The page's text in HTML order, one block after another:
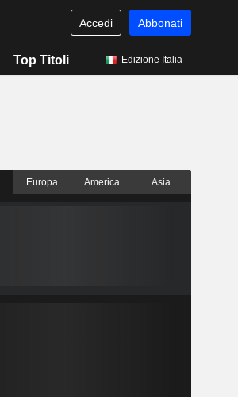
Accedi Abbonati
Top Titoli Edizione Italia
Europa America Asia